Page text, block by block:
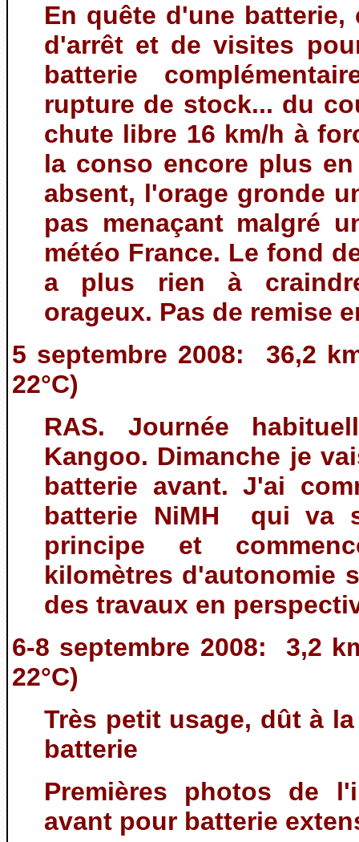
En quête d'une
d'arrêt et de visites
batterie
rupture de stock... du
chute libre 16 km/h à
la conso encore plus
absent, l'orage gronde
pas menaçant malgré
météo France. Le fond
a plus rien à
orageux. Pas de remise
5 septembre 2008: 36,2
22°C)
RAS. Journée
Kangoo. Dimanche je
batterie avant. J'ai
batterie NiMH qui va
principe et
kilomètres d'autonomie
des travaux en
6-8 septembre 2008: 3,2
22°C)
Très petit usage, dût à
batterie
Premières photos de
avant pour batterie